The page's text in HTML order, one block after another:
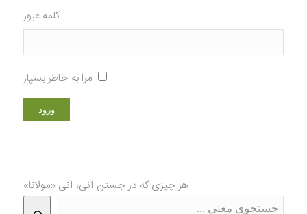
کلمه عبور
مرا به خاطر بسپار
هر چیزی که در جستن آنی، آنی «مولانا»